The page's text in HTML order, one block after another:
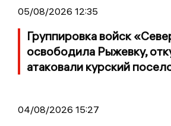
05/08/2026 12:35
Группировка войск
освободила Рыжевку,
атаковали курский
04/08/2026 15:27